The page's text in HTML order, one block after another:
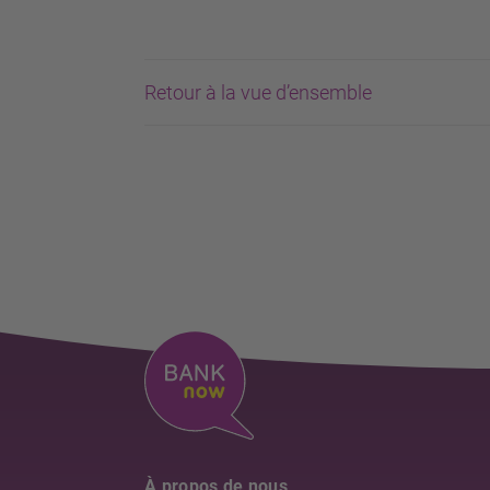
Retour à la vue d’ensemble